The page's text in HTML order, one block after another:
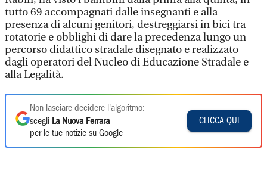
tutto 69 accompagnati dalle insegnanti e alla
presenza di alcuni genitori, destreggiarsi in bici tra
rotatorie e obblighi di dare la precedenza lungo un
percorso didattico stradale disegnato e realizzato
dagli operatori del Nucleo di Educazione Stradale e
alla Legalità.
Non lasciare decidere l'algoritmo:
scegli La Nuova Ferrara
per le tue notizie su Google
CLICCA QUI